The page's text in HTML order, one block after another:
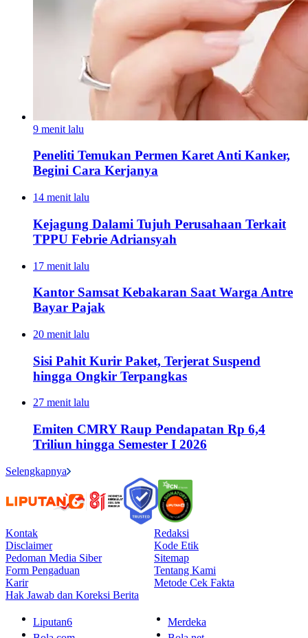
9 menit lalu
Peneliti Temukan Permen Karet Anti Kanker,
Begini Cara Kerjanya
14 menit lalu
Kejagung Dalami Tujuh Perusahaan Terkait
TPPU Febrie Adriansyah
17 menit lalu
Kantor Samsat Kebakaran Saat Warga Antre
Bayar Pajak
20 menit lalu
Sisi Pahit Kurir Paket, Terjerat Suspend
hingga Ongkir Terpangkas
27 menit lalu
Emiten CMRY Raup Pendapatan Rp 6,4
Triliun hingga Semester I 2026
Selengkapnya
Kontak
Redaksi
Disclaimer
Kode Etik
Pedoman Media Siber
Sitemap
Form Pengaduan
Tentang Kami
Karir
Metode Cek Fakta
Hak Jawab dan Koreksi Berita
Liputan6
Merdeka